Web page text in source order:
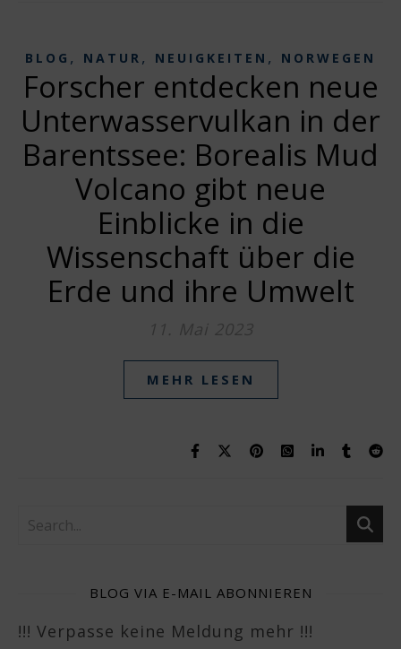
BLOG , NATUR , NEUIGKEITEN , NORWEGEN
Forscher entdecken neue
Unterwasservulkan in der
Barentssee: Borealis Mud
Volcano gibt neue
Einblicke in die
Wissenschaft über die
Erde und ihre Umwelt
11. Mai 2023
MEHR LESEN
BLOG VIA E-MAIL ABONNIEREN
!!! Verpasse keine Meldung mehr !!!